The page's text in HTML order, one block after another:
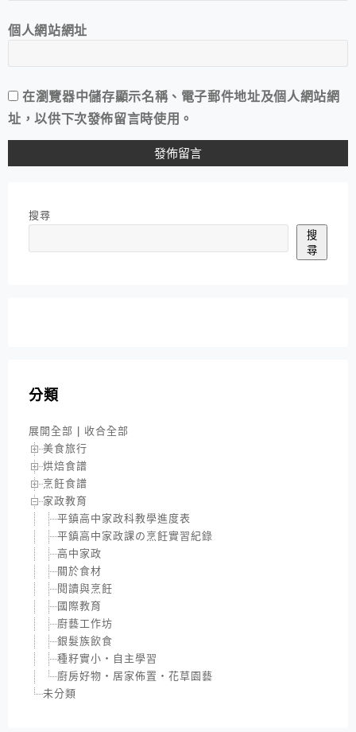
個人網站網址
在瀏覽器中儲存顯示名稱、電子郵件地址及個人網站網
址，以供下次發佈留言時使用。
搜尋
搜
尋
分類
展開全部
收合全部
美食旅行
烘焙食譜
烹飪食譜
家政教育
平鎮高中家政科教學進度表
平鎮高中家政課の烹飪實習紀錄
高中家政
關於食材
閱讀與烹飪
國際教育
廚藝工作坊
銀髮族飲食
種籽實小‧自主學習
廚房好物‧居家佈置‧花草園藝
未分類